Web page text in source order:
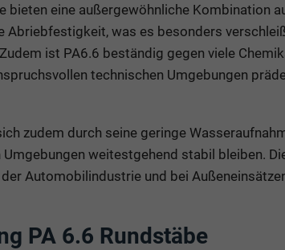
bieten eine außergewöhnliche Kombination
Abriebfestigkeit, was es besonders
ist PA6.6 beständig gegen viele
technischen Umgebungen
zudem durch seine geringe
Umgebungen weitestgehend stabil bleiben.
Automobilindustrie und bei
PA 6.6 Rundstäbe